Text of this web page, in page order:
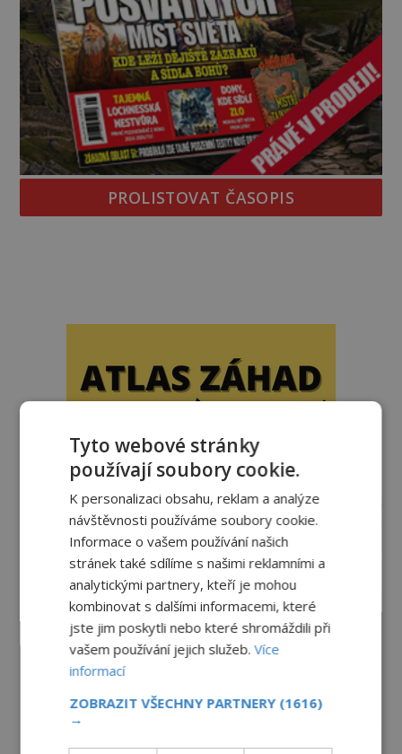
PROLISTOVAT ČASOPIS
reklama
Tyto webové stránky
používají soubory cookie.
K personalizaci obsahu, reklam a analýze
návštěvnosti používáme soubory cookie.
Informace o vašem používání našich
stránek také sdílíme s našimi reklamními a
analytickými partnery, kteří je mohou
kombinovat s dalšími informacemi, které
jste jim poskytli nebo které shromáždili při
vašem používání jejich služeb.Více
informací
ZOBRAZIT VŠECHNY PARTNERY (1616)
→